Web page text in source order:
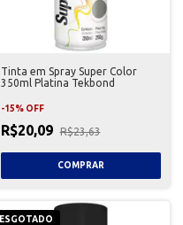
Tinta em Spray Super Color
350ml Platina Tekbond
-15% OFF
R$20,09 R$23,63
ESGOTADO